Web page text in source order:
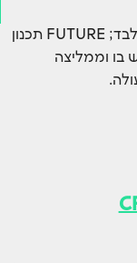
המידע במאמר זה נועד לצרכי מידע כללי בלבד; FUTURE תכנון
בו וממליצה